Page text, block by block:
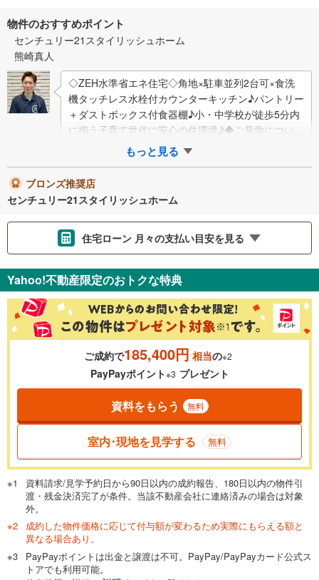
物件のおすすめポイント
センチュリー21スタイリッシュホーム
熊崎真人
◇ZEH水準省エネ住宅◇角地×駐車並列2台可×食洗
機タッチレス水栓付カウンターキッチン♪パントリー
＋ダストボックス付食器棚♪小・中学校が徒歩5分内
に揃う子育て世代に安心の住環境♪◆ご見学について
◆平日、土日、早朝、夜間いつでもご見…
もっと見る
ブロンズ推奨店
センチュリー21スタイリッシュホーム
住宅ローン 月々の支払い目安を見る
金利 ％
0.01%
一般的には最長35年まで借り入れ可能です。多くの金融機関
が完済時の年齢は80歳までを条件としています。
閉じる
頭金 万円
0万円 6,180万円
自己資金から住宅購入にかけられる金額を入力してくださ
い。一般的には物件価格の2割までが目安です。
ボーナス
万円
Yahoo!不動産限定のおトクな特典
ご成約で185,400円 相当の※2
PayPayポイント※3 プレゼント
資料をもらう 無料
室内･現地を見学する 無料
資料請求/見学予約日から90日以内の成約報告、180日以内の物件引
渡・残金決済完了が条件。当該不動産会社に連絡済みの場合は対象
外。
成約した物件価格に応じて付与額が変わるため実際にもらえる額と
異なる場合あり。
PayPayポイントは出金と譲渡は不可。PayPay/PayPayカード公式ス
トアでも利用可能。